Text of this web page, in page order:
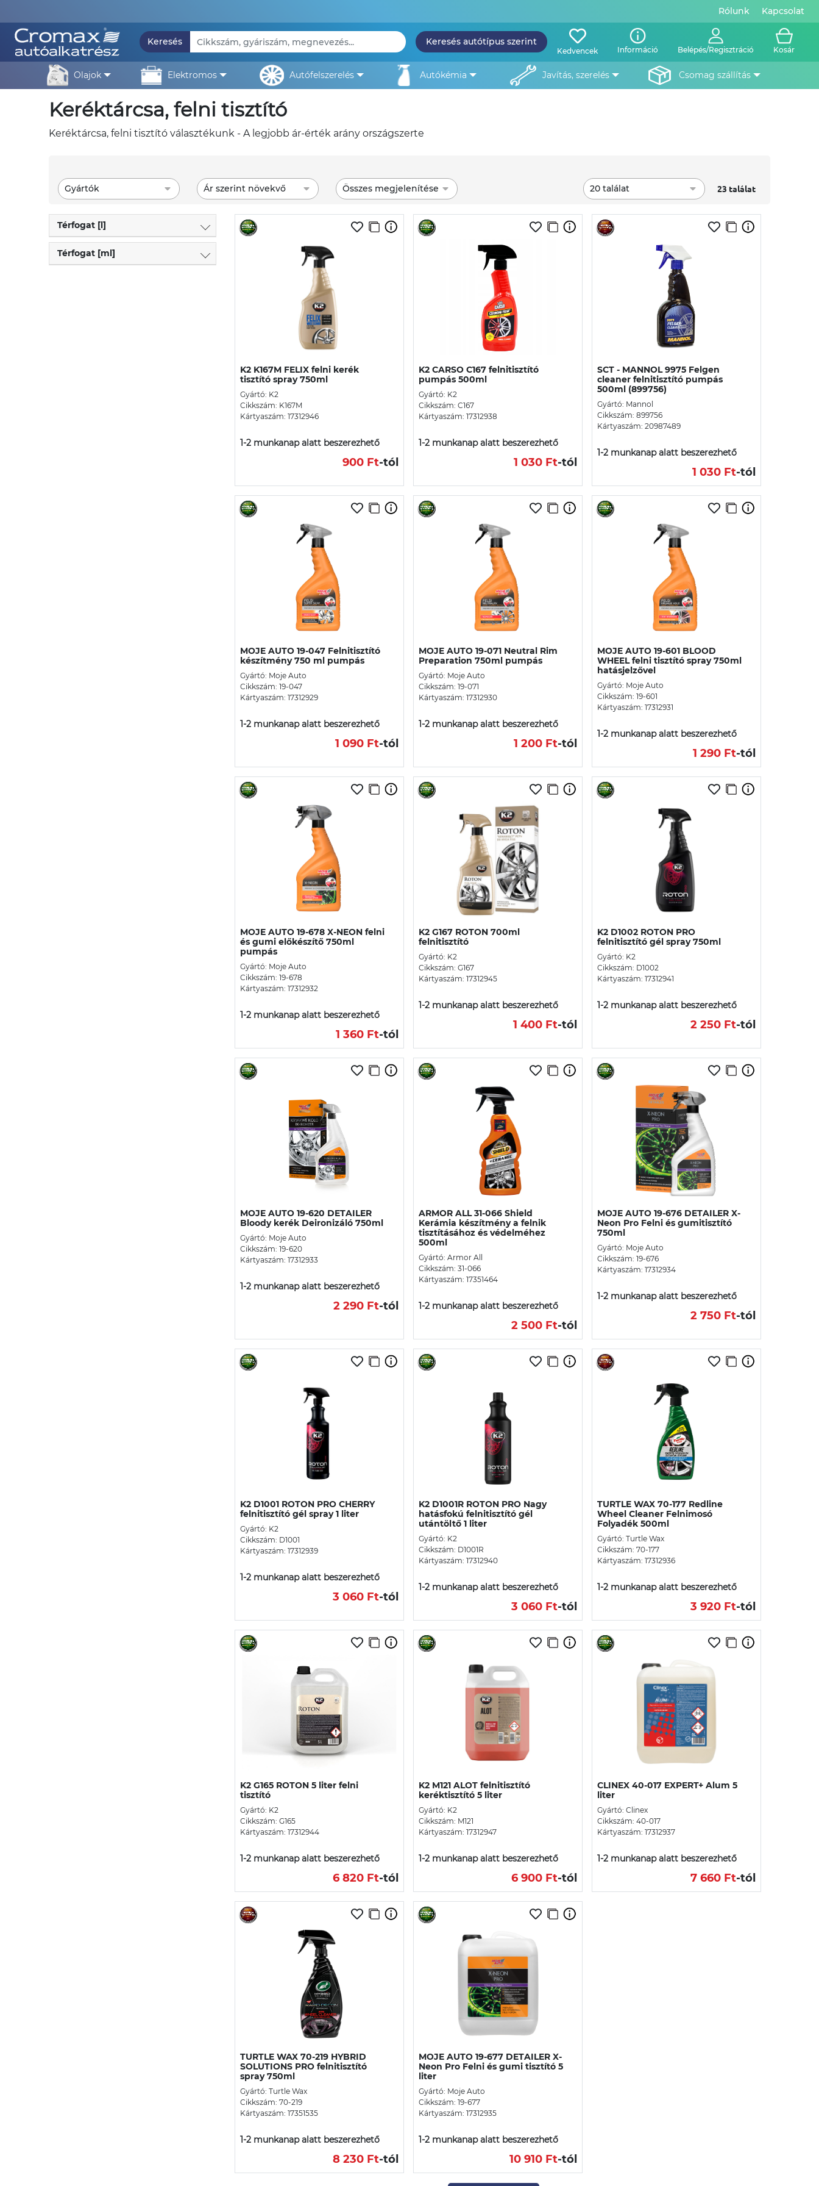
Rólunk Kapcsolat
Keresés Keresés autótípus szerint
Kedvencek Információ Belépés/Regisztráció Kosár
olajok elektromos autófelszerelés autókémia javítás, szerelés csomag szállítás
keréktárcsa, felni tisztító
keréktárcsa, felni tisztító választékunk - A legjobb ár-érték arány országszerte
Gyártók Ár szerint növekvő Összes megjelenítése 20 találat 23 találat
Térfogat [l]
Térfogat [ml]
K2 K167M FELIX felni kerék
tisztító spray 750ml
Gyártó: K2
Cikkszám: K167M
Kártyaszám: 17312946
1-2 munkanap alatt beszerezhető
900 Ft-tól
K2 CARSO C167 felnitisztító
pumpás 500ml
Gyártó: K2
Cikkszám: C167
Kártyaszám: 17312938
1-2 munkanap alatt beszerezhető
1 030 Ft-tól
SCT - MANNOL 9975 Felgen
cleaner felnitisztító pumpás
500ml (899756)
Gyártó: Mannol
Cikkszám: 899756
Kártyaszám: 20987489
1-2 munkanap alatt beszerezhető
1 030 Ft-tól
MOJE AUTO 19-047 Felnitisztító
készítmény 750 ml pumpás
Gyártó: Moje Auto
Cikkszám: 19-047
Kártyaszám: 17312929
1-2 munkanap alatt beszerezhető
1 090 Ft-tól
MOJE AUTO 19-071 Neutral Rim
Preparation 750ml pumpás
Gyártó: Moje Auto
Cikkszám: 19-071
Kártyaszám: 17312930
1-2 munkanap alatt beszerezhető
1 200 Ft-tól
MOJE AUTO 19-601 BLOOD
WHEEL felni tisztító spray 750ml
hatásjelzővel
Gyártó: Moje Auto
Cikkszám: 19-601
Kártyaszám: 17312931
1-2 munkanap alatt beszerezhető
1 290 Ft-tól
MOJE AUTO 19-678 X-NEON felni
és gumi előkészítő 750ml
pumpás
Gyártó: Moje Auto
Cikkszám: 19-678
Kártyaszám: 17312932
1-2 munkanap alatt beszerezhető
1 360 Ft-tól
K2 G167 ROTON 700ml
felnitisztító
Gyártó: K2
Cikkszám: G167
Kártyaszám: 17312945
1-2 munkanap alatt beszerezhető
1 400 Ft-tól
K2 D1002 ROTON PRO
felnitisztító gél spray 750ml
Gyártó: K2
Cikkszám: D1002
Kártyaszám: 17312941
1-2 munkanap alatt beszerezhető
2 250 Ft-tól
MOJE AUTO 19-620 DETAILER
Bloody kerék Deironizáló 750ml
Gyártó: Moje Auto
Cikkszám: 19-620
Kártyaszám: 17312933
1-2 munkanap alatt beszerezhető
2 290 Ft-tól
ARMOR ALL 31-066 Shield
Kerámia készítmény a felnik
tisztításához és védelméhez
500ml
Gyártó: Armor All
Cikkszám: 31-066
Kártyaszám: 17351464
1-2 munkanap alatt beszerezhető
2 500 Ft-tól
MOJE AUTO 19-676 DETAILER X-
Neon Pro Felni és gumitisztító
750ml
Gyártó: Moje Auto
Cikkszám: 19-676
Kártyaszám: 17312934
1-2 munkanap alatt beszerezhető
2 750 Ft-tól
K2 D1001 ROTON PRO CHERRY
felnitisztító gél spray 1 liter
Gyártó: K2
Cikkszám: D1001
Kártyaszám: 17312939
1-2 munkanap alatt beszerezhető
3 060 Ft-tól
K2 D1001R ROTON PRO Nagy
hatásfokú felnitisztító gél
utántöltő 1 liter
Gyártó: K2
Cikkszám: D1001R
Kártyaszám: 17312940
1-2 munkanap alatt beszerezhető
3 060 Ft-tól
TURTLE WAX 70-177 Redline
Wheel Cleaner Felnimosó
Folyadék 500ml
Gyártó: Turtle Wax
Cikkszám: 70-177
Kártyaszám: 17312936
1-2 munkanap alatt beszerezhető
3 920 Ft-tól
K2 G165 ROTON 5 liter felni
tisztító
Gyártó: K2
Cikkszám: G165
Kártyaszám: 17312944
1-2 munkanap alatt beszerezhető
6 820 Ft-tól
K2 M121 ALOT felnitisztító
keréktisztító 5 liter
Gyártó: K2
Cikkszám: M121
Kártyaszám: 17312947
1-2 munkanap alatt beszerezhető
6 900 Ft-tól
CLINEX 40-017 EXPERT+ Alum 5
liter
Gyártó: Clinex
Cikkszám: 40-017
Kártyaszám: 17312937
1-2 munkanap alatt beszerezhető
7 660 Ft-tól
TURTLE WAX 70-219 HYBRID
SOLUTIONS PRO felnitisztító
spray 750ml
Gyártó: Turtle Wax
Cikkszám: 70-219
Kártyaszám: 17351535
1-2 munkanap alatt beszerezhető
8 230 Ft-tól
MOJE AUTO 19-677 DETAILER X-
Neon Pro Felni és gumi tisztító 5
liter
Gyártó: Moje Auto
Cikkszám: 19-677
Kártyaszám: 17312935
1-2 munkanap alatt beszerezhető
10 910 Ft-tól